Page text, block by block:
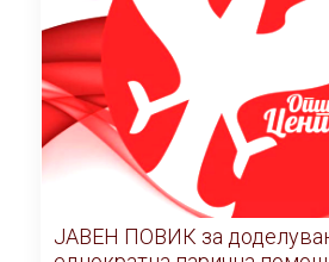
ЈАВЕН ПОВИК за доделување на